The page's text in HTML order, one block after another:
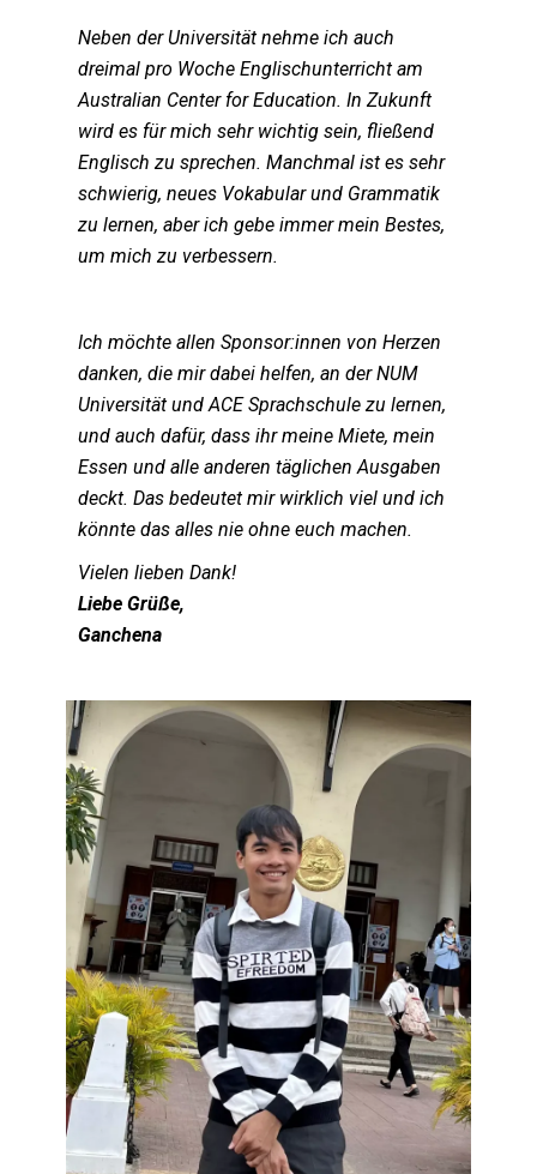
Neben der Universität nehme ich auch
dreimal pro Woche Englischunterricht am
Australian Center for Education. In Zukunft
wird es für mich sehr wichtig sein, fließend
Englisch zu sprechen. Manchmal ist es sehr
schwierig, neues Vokabular und Grammatik
zu lernen, aber ich gebe immer mein Bestes,
um mich zu verbessern.
Ich möchte allen Sponsor:innen von Herzen
danken, die mir dabei helfen, an der NUM
Universität und ACE Sprachschule zu lernen,
und auch dafür, dass ihr meine Miete, mein
Essen und alle anderen täglichen Ausgaben
deckt. Das bedeutet mir wirklich viel und ich
könnte das alles nie ohne euch machen.
Vielen lieben Dank!
Liebe Grüße,
Ganchena